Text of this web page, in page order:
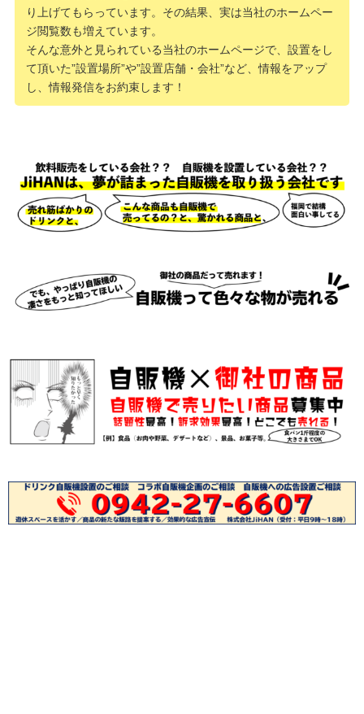
り上げてもらっています。その結果、実は当社のホームペー
ジ閲覧数も増えています。
そんな意外と見られている当社のホームページで、設置をし
て頂いた”設置場所”や”設置店舗・会社”など、情報をアップ
し、情報発信をお約束します！